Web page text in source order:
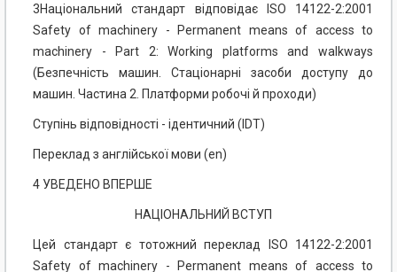
3Національний стандарт відповідає ISO 14122-2:2001
Safety of machinery - Permanent means of access to
machinery - Part 2: Working platforms and walkways
(Безпечність машин. Стаціонарні засоби доступу до
машин. Частина 2. Платформи робочі й проходи)
Ступінь відповідності - ідентичний (IDТ)
Переклад з англійської мови (еn)
4 УВЕДЕНО ВПЕРШЕ
НАЦІОНАЛЬНИЙ ВСТУП
Цей стандарт є тотожний переклад ISO 14122-2:2001
Safety of machinery - Permanent means of access to